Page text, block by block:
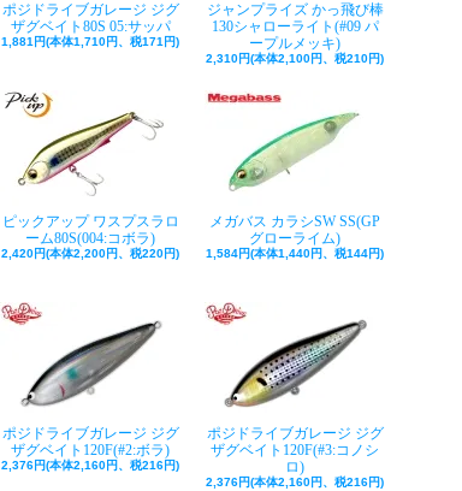
ポジドライブガレージ ジグ
ザグベイト80S 05:サッパ
1,881円(本体1,710円、税171円)
ジャンプライズ かっ飛び棒
130シャローライト(#09 パ
ープルメッキ)
2,310円(本体2,100円、税210円)
ピックアップ ワスプスラロ
ーム80S(004:コボラ)
2,420円(本体2,200円、税220円)
メガバス カラシSW SS(GP
グローライム)
1,584円(本体1,440円、税144円)
ポジドライブガレージ ジグ
ザグベイト120F(#2:ボラ)
2,376円(本体2,160円、税216円)
ポジドライブガレージ ジグ
ザグベイト120F(#3:コノシ
ロ)
2,376円(本体2,160円、税216円)